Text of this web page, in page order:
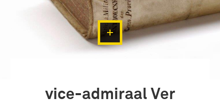
vice-admiraal Ver